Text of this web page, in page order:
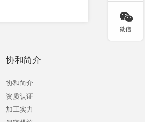
协和简介
协和简介
资质认证
加工实力

微信